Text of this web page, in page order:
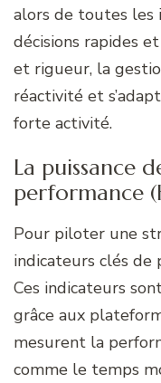
alors de toutes les
décisions rapides
et rigueur, la
réactivité et
forte activité.
La puissance
performance
Pour piloter une
indicateurs clés de
Ces indicateurs
grâce aux
mesurent la
comme le temps